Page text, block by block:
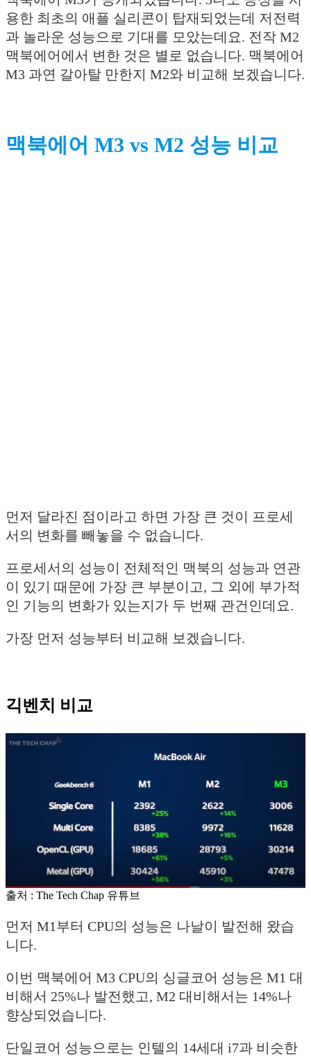
용한 최초의 애플 실리콘이 탑재되었는데 저전력
과 놀라운 성능으로 기대를 모았는데요. 전작 M2
맥북에어에서 변한 것은 별로 없습니다. 맥북에어
M3 과연 갈아탈 만한지 M2와 비교해 보겠습니다.
맥북에어 M3 vs M2 성능 비교
먼저 달라진 점이라고 하면 가장 큰 것이 프로세
서의 변화를 빼놓을 수 없습니다.
프로세서의 성능이 전체적인 맥북의 성능과 연관
이 있기 때문에 가장 큰 부분이고, 그 외에 부가적
인 기능의 변화가 있는지가 두 번째 관건인데요.
가장 먼저 성능부터 비교해 보겠습니다.
긱벤치 비교
출처 : The Tech Chap 유튜브
먼저 M1부터 CPU의 성능은 나날이 발전해 왔습
니다.
이번 맥북에어 M3 CPU의 싱글코어 성능은 M1 대
비해서 25%나 발전했고, M2 대비해서는 14%나
향상되었습니다.
단일코어 성능으로는 인텔의 14세대 i7과 비슷한